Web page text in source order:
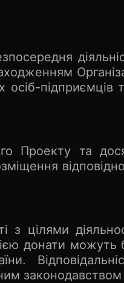
підприємців
Проекту та
цілями
донати можуть
законодавством